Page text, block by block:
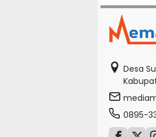
Desa
0895-